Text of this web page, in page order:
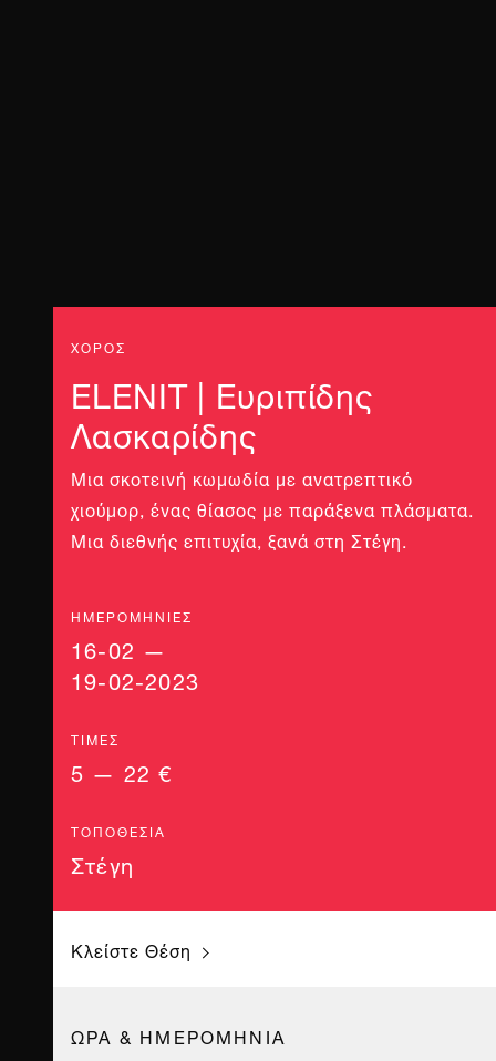
ΧΟΡΟΣ
ELENIT | Ευριπίδης
Λασκαρίδης
Μια σκοτεινή κωμωδία με ανατρεπτικό
χιούμορ, ένας θίασος με παράξενα πλάσματα.
Μια διεθνής επιτυχία, ξανά στη Στέγη.
ΗΜΕΡΟΜΗΝΊΕΣ
16-02 —
19-02-2023
ΤΙΜΈΣ
5 — 22 €
ΤΟΠΟΘΕΣΊΑ
Στέγη
Κλείστε Θέση
ΩΡΑ & ΗΜΕΡΟΜΗΝΙΑ